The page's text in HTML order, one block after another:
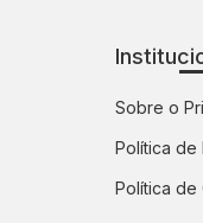
Sobre o
Política de
Política de